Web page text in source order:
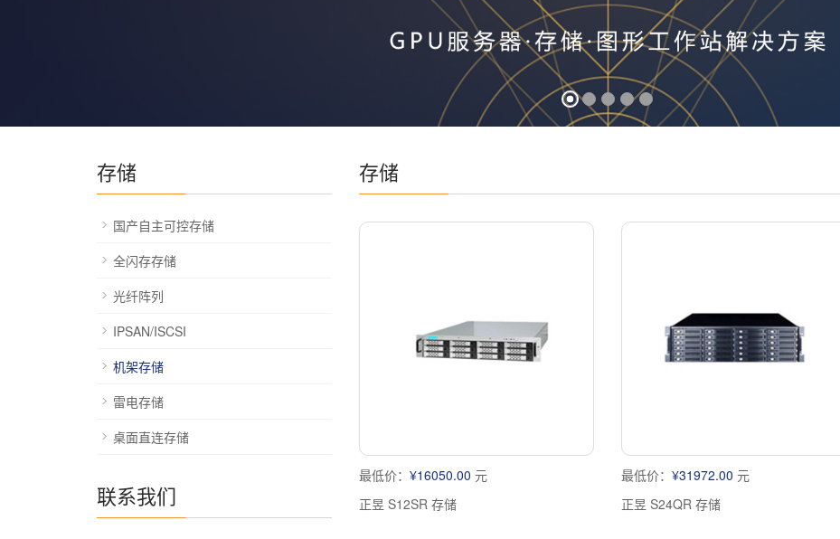
存储
最低价： ¥16050.00 元
正昱 S12SR 存储
最低价： ¥31972.00 元
正昱 S24QR 存储
存储
国产自主可控存储
全闪存存储
光纤阵列
IPSAN/ISCSI
机架存储
雷电存储
桌面直连存储
联系我们